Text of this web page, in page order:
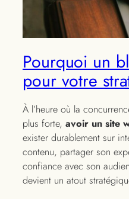
Pourquoi un
pour votre
À l’heure où la
plus forte, avoir un site
exister durablement sur
contenu, partager son
confiance avec son
devient un atout